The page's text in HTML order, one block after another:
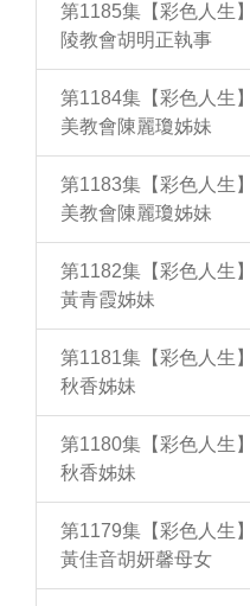
第1185集【彩色人生
陵教會胡明正執事
第1184集【彩色人生
美教會陳麗瓊姊妹
第1183集【彩色人生
美教會陳麗瓊姊妹
第1182集【彩色人生
黃青霞姊妹
第1181集【彩色人生
秋香姊妹
第1180集【彩色人生
秋香姊妹
第1179集【彩色人生
黃佳音胡妍馨母女